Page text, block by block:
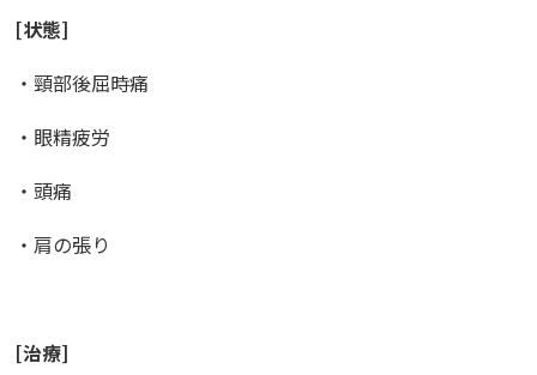
[状態]
・頸部後屈時痛
・眼精疲労
・頭痛
・肩の張り
[治療]